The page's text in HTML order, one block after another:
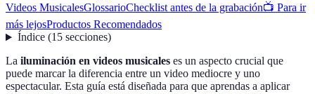
Videos MusicalesGlossarioChecklist antes de la grabación📺 Para ir
más lejosProductos Recomendados
Índice(15 secciones)
La iluminación en videos musicales es un aspecto crucial que
puede marcar la diferencia entre un video mediocre y uno
espectacular. Esta guía está diseñada para que aprendas a aplicar